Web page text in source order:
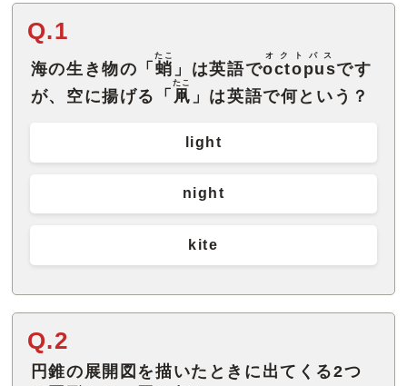
Q.1
海の生き物の「 蛸
たこ
」は英語でoctopus
オクトパス
です
が、空に揚げる「 凧
たこ
」は英語で何という？
light
night
kite
Q.2
円錐の展開図を描いたときに出てくる2つ